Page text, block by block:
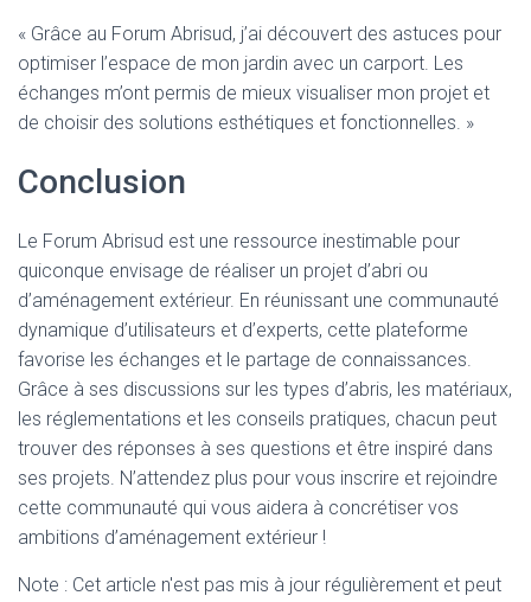
« Grâce au Forum Abrisud, j’ai découvert des astuces pour
optimiser l’espace de mon jardin avec un carport. Les
échanges m’ont permis de mieux visualiser mon projet et
de choisir des solutions esthétiques et fonctionnelles. »
Conclusion
Le Forum Abrisud est une ressource inestimable pour
quiconque envisage de réaliser un projet d’abri ou
d’aménagement extérieur. En réunissant une communauté
dynamique d’utilisateurs et d’experts, cette plateforme
favorise les échanges et le partage de connaissances.
Grâce à ses discussions sur les types d’abris, les matériaux,
les réglementations et les conseils pratiques, chacun peut
trouver des réponses à ses questions et être inspiré dans
ses projets. N’attendez plus pour vous inscrire et rejoindre
cette communauté qui vous aidera à concrétiser vos
ambitions d’aménagement extérieur !
Note : Cet article n'est pas mis à jour régulièrement et peut